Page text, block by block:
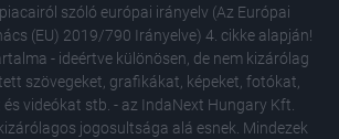
szóló európai irányelv (Az Európai
(EU) 2019/790 Irányelve) 4. cikke alapján!
- ideértve különösen, de nem kizárólag
szövegeket, grafikákat, képeket, fotókat,
és videókat stb. - az IndaNext Hungary Kft.
jogosultsága alá esnek. Mindezek